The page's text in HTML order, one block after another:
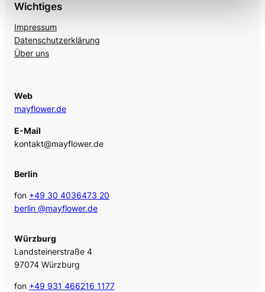
Wichtiges
Impressum
Datenschutzerklärung
Über uns
Web
mayflower.de
E-Mail
kontakt@mayflower.de
Berlin
fon +49 30 4036473 20
berlin @mayflower.de
Würzburg
Landsteinerstraße 4
97074 Würzburg
fon +49 931 466216 1177